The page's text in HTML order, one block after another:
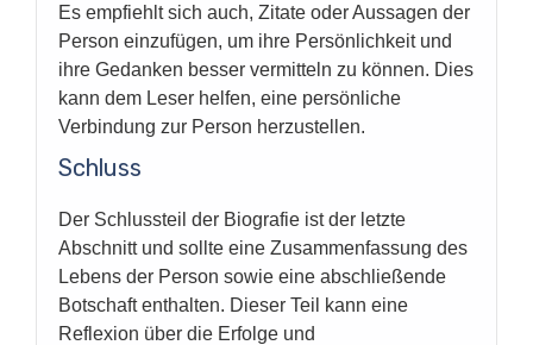
Es empfiehlt sich auch, Zitate oder Aussagen der
Person einzufügen, um ihre Persönlichkeit und
ihre Gedanken besser vermitteln zu können. Dies
kann dem Leser helfen, eine persönliche
Verbindung zur Person herzustellen.
Schluss
Der Schlussteil der Biografie ist der letzte
Abschnitt und sollte eine Zusammenfassung des
Lebens der Person sowie eine abschließende
Botschaft enthalten. Dieser Teil kann eine
Reflexion über die Erfolge und